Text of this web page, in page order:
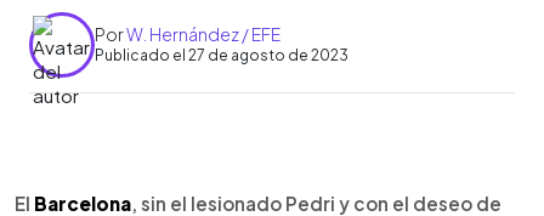
PorW. Hernández / EFE
Publicado el 27 de agosto de 2023
Escuchar artículo
El Barcelona , sin el lesionado Pedri y con el deseo de